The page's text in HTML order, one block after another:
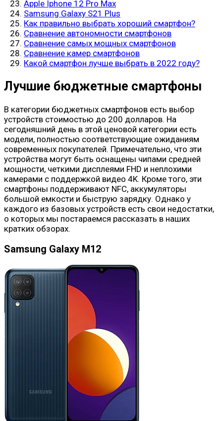
Apple Iphone 12 Pro Max
Samsung Galaxy S21 Plus
Как правильно выбрать хороший смартфон?
Сравнение автономности смартфонов
Сравнение самых мощных смартфонов
Сравнение камер смартфонов
Какой смартфон лучше выбрать в 2022 году?
Лучшие бюджетные смартфоны
В категории бюджетных смартфонов есть выбор
устройств стоимостью до 200 долларов. На
сегодняшний день в этой ценовой категории есть
модели, полностью соответствующие ожиданиям
современных покупателей. Примечательно, что эти
устройства могут быть оснащены чипами средней
мощности, четкими дисплеями FHD и неплохими
камерами с поддержкой видео 4K. Кроме того, эти
смартфоны поддерживают NFC, аккумуляторы
большой емкости и быструю зарядку. Однако у
каждого из базовых устройств есть свои недостатки,
о которых мы постараемся рассказать в наших
кратких обзорах.
Samsung Galaxy M12